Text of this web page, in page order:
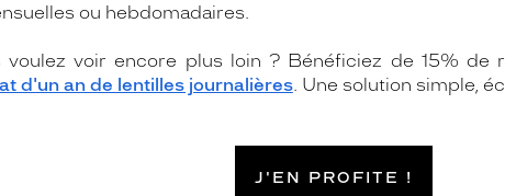
ou hebdomadaires.
voulez voir encore plus loin ? Bénéficiez de 15% de
d'un an de lentilles journalières. Une solution simple,
J'EN PROFITE !